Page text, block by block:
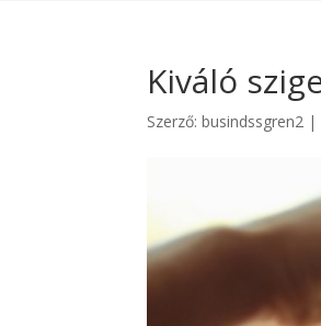
Kiváló
Szerző:busindssgren2 |